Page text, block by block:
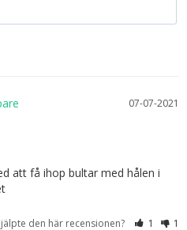
07-07-2021
att få ihop bultar med hålen i
den här recensionen? 1 1